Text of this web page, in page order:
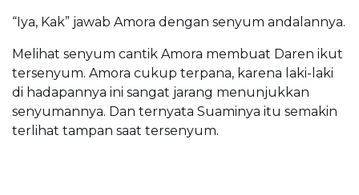
“Iya, Kak” jawab Amora dengan senyum andalannya.
Melihat senyum cantik Amora membuat Daren ikut
tersenyum. Amora cukup terpana, karena laki-laki
di hadapannya ini sangat jarang menunjukkan
senyumannya. Dan ternyata Suaminya itu semakin
terlihat tampan saat tersenyum.